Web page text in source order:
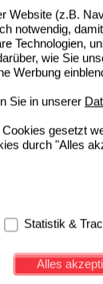
Website (z.B.
notwendig,
Technologien,
wie Sie
Werbung
Sie in unserer
gesetzt
durch "Alles
sich um Cookies,
Kundenkonto),
das
Besuchers
Statistik &
Alles